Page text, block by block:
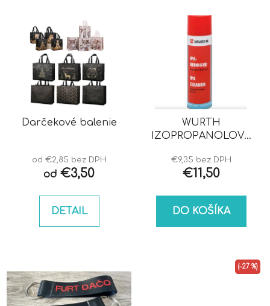
Darčekové balenie
od €2,85 bez DPH
od €3,50
DETAIL
WURTH
IZOPROPANOLOVÝ
€9,35 bez DPH
€11,50
DO KOŠÍKA
(–27 %)